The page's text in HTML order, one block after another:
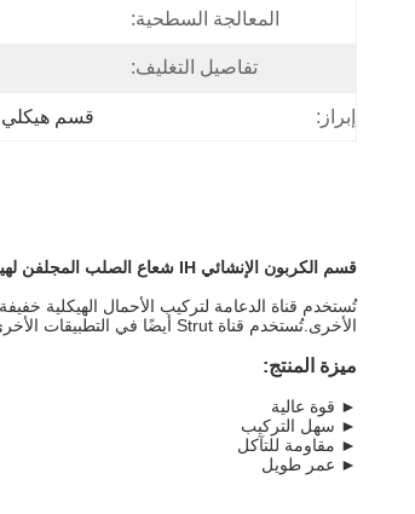
المعالجة السطحية:
تفاصيل التغليف:
إبراز: قسم هيكلي
قسم الكربون الإنشائي IH شعاع الصلب المجلفن لهياكل تركيب الطاقة الشمسية
تُستخدم قناة الدعامة لتركيب الأحمال الهيكلية
الأخرى.تُستخدم قناة Strut أيضًا في التطبيقات الأخرى التي تتطلب إطارًا قويًا ، مثل طاولات العمل ، وأنظمة الرفوف ، ورفوف المعدات ، وما إلى ذلك. تتوفر مآخذ مصنوعة خصيصًا لإحكام الصواميل ؛البراغي إلخ.
ميزة المنتج:
► قوة عالية
► سهل التركيب
► مقاومة للتآكل
► عمر طويل